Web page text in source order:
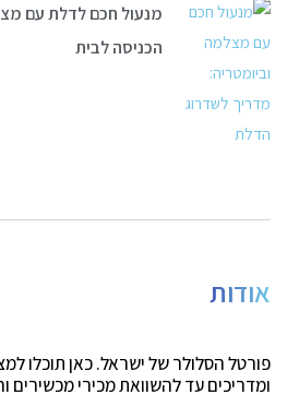
מנעול חכם לדלת עם
הכניסה לבית
אודות
פורטל הסלולר של ישראל. כאן תוכלו
ומדריכים עד להשוואת מכירי מכשירים